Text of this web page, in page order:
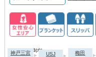
2026年09月02日(水)
神戸三宮
USJ
梅田